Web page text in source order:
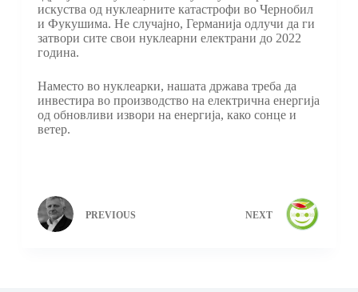
искуства од нуклеарните катастрофи во Чернобил
и Фукушима. Не случајно, Германија одлучи да ги
затвори сите свои нуклеарни електрани до 2022
година.
Наместо во нуклеарки, нашата држава треба да
инвестира во производство на електрична енергија
од обновливи извори на енергија, како сонце и
ветер.
PREVIOUS NEXT